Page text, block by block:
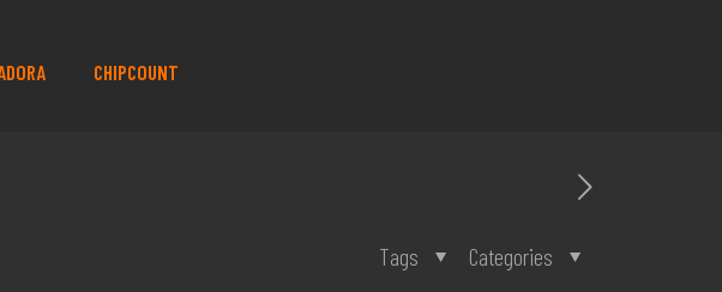
CHIPCOUNT
Categories
Tags